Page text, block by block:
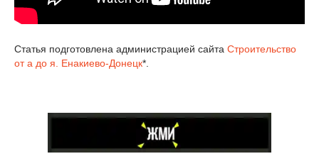
Статья подготовлена администрацией сайта Строительство
от а до я. Енакиево-Донецк*.